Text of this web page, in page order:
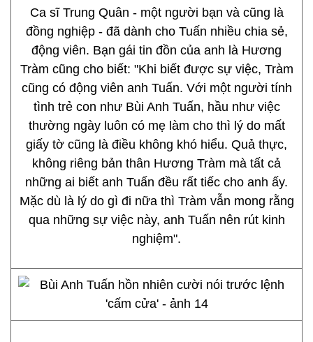
Ca sĩ Trung Quân - một người bạn và cũng là
đồng nghiệp - đã dành cho Tuấn nhiều chia sẻ,
động viên. Bạn gái tin đồn của anh là Hương
Tràm cũng cho biết: "Khi biết được sự việc, Tràm
cũng có động viên anh Tuấn. Với một người tính
tình trẻ con như Bùi Anh Tuấn, hầu như việc
thường ngày luôn có mẹ làm cho thì lý do mất
giấy tờ cũng là điều không khó hiểu. Quả thực,
không riêng bản thân Hương Tràm mà tất cả
những ai biết anh Tuấn đều rất tiếc cho anh ấy.
Mặc dù là lý do gì đi nữa thì Tràm vẫn mong rằng
qua những sự việc này, anh Tuấn nên rút kinh
nghiệm".